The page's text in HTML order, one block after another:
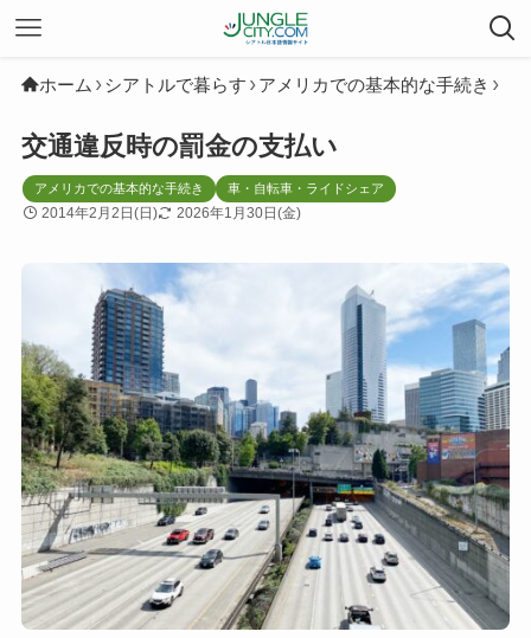
ホーム シアトルで暮らす アメリカでの基本的な手続き
交通違反時の罰金の支払い
アメリカでの基本的な手続き 車・自転車・ライドシェア
2014年2月2日(日) 2026年1月30日(金)